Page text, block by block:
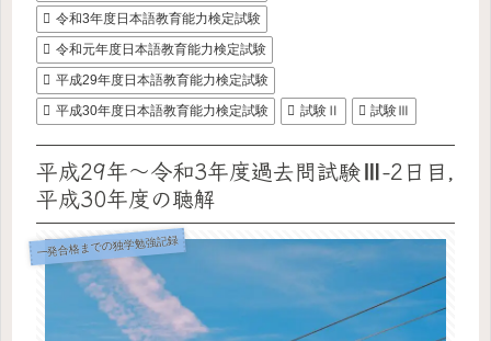
令和3年度日本語教育能力検定試験
令和元年度日本語教育能力検定試験
平成29年度日本語教育能力検定試験
平成30年度日本語教育能力検定試験
試験Ⅱ 試験Ⅲ
平成29年〜令和3年度過去問試験Ⅲ-2日目,
平成30年度の聴解
一発合格までの独学勉強記録